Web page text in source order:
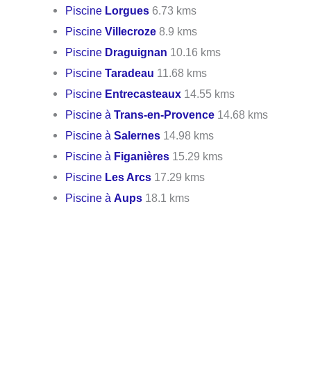
Piscine Lorgues 6.73 kms
PiscineVillecroze 8.9 kms
Piscine Draguignan 10.16 kms
PiscineTaradeau 11.68 kms
Piscine Entrecasteaux 14.55 kms
Piscine àTrans-en-Provence 14.68 kms
Piscine àSalernes 14.98 kms
Piscine à Figanières 15.29 kms
Piscine Les Arcs 17.29 kms
Piscine àAups 18.1 kms